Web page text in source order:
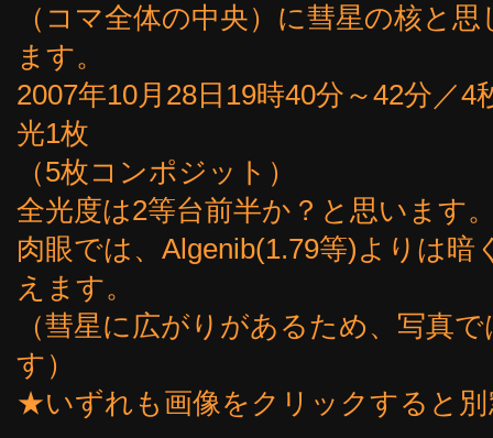
（コマ全体の中央）に彗星の核と
ます。
2007年10月28日19時40分～42分／
光1枚
（5枚コンポジット）
全光度は2等台前半か？と思います
肉眼では、Algenib(1.79等)よりは
えます。
（彗星に広がりがあるため、写真
す）
★いずれも画像をクリックすると